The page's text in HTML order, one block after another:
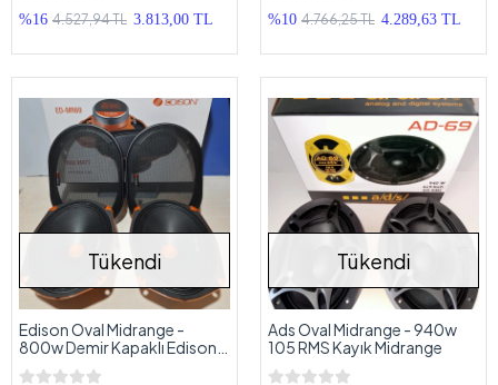
%16 4.527,94 TL 3.813,00 TL %10 4.766,25 TL 4.289,63 TL
Tükendi
Edison Oval Midrange -
800w Demir Kapaklı Edison
Midrange
Tükendi
Ads Oval Midrange - 940w
105 RMS Kayık Midrange